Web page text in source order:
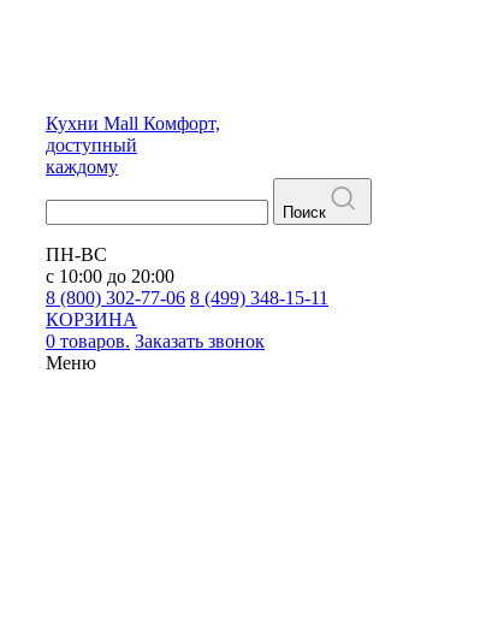
Кухни Mall Комфорт,
доступный
каждому
Поиск
ПН-ВС
с 10:00 до 20:00
8 (800) 302-77-06 8 (499) 348-15-11
КОРЗИНА
0 товаров. Заказать звонок
Меню